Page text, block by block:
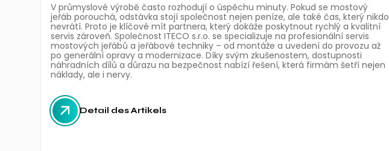
V průmyslové výrobě často rozhodují o úspěchu minuty. Pokud se mostový
jeřáb porouchá, odstávka stojí společnost nejen peníze, ale také čas, který nikdo
nevrátí. Proto je klíčové mít partnera, který dokáže poskytnout rychlý a kvalitní
servis zároveň. Společnost ITECO s.r.o. se specializuje na profesionální servis
mostových jeřábů a jeřábové techniky – od montáže a uvedení do provozu až
po generální opravy a modernizace. Díky svým zkušenostem, dostupnosti
náhradních dílů a důrazu na bezpečnost nabízí řešení, která firmám šetří nejen
náklady, ale i nervy.
Detail des Artikels